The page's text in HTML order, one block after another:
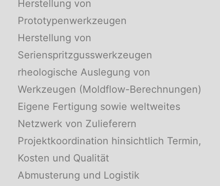
Herstellung von
Prototypenwerkzeugen
Herstellung von
Serienspritzgusswerkzeugen
rheologische Auslegung von
Werkzeugen (Moldflow-Berechnungen)
Eigene Fertigung sowie weltweites
Netzwerk von Zulieferern
Projektkoordination hinsichtlich Termin,
Kosten und Qualität
Abmusterung und Logistik